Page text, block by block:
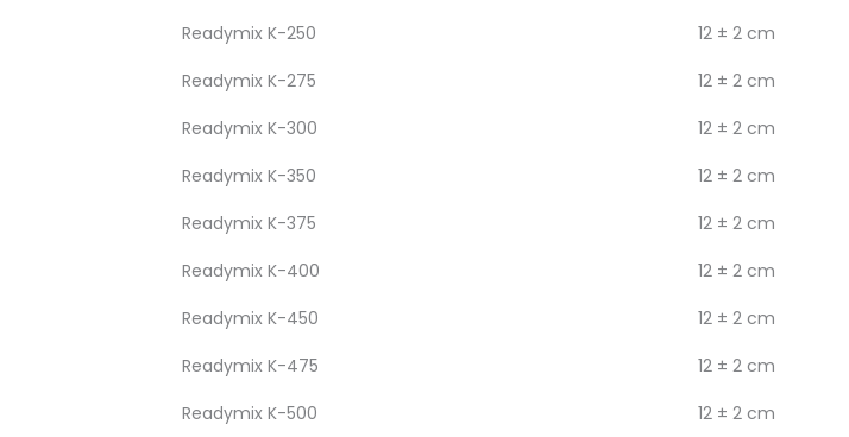
Readymix K-250
12 ± 2 cm
Readymix K-275
12 ± 2 cm
Readymix K-300
12 ± 2 cm
Readymix K-350
12 ± 2 cm
Readymix K-375
12 ± 2 cm
Readymix K-400
12 ± 2 cm
Readymix K-450
12 ± 2 cm
Readymix K-475
12 ± 2 cm
Readymix K-500
12 ± 2 cm